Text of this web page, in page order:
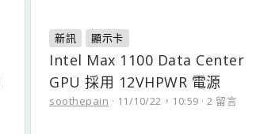
新訊 顯示卡
Intel Max 1100 Data Center
GPU 採用 12VHPWR 電源
soothepain 11/10/22，10:59 2 留言